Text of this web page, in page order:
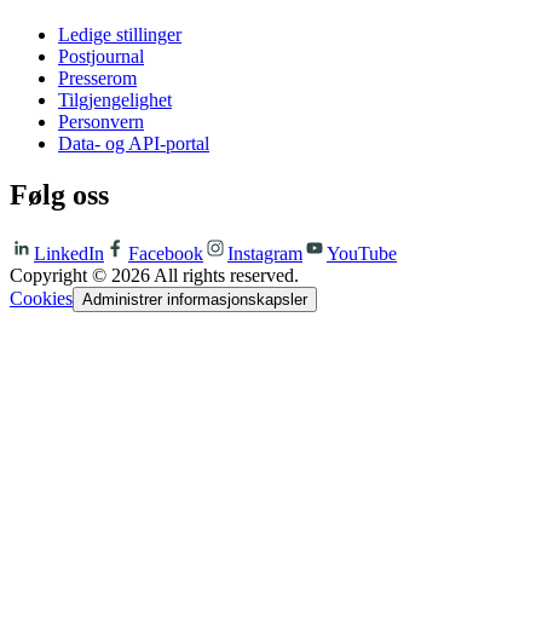
Ledige stillinger
Postjournal
Presserom
Tilgjengelighet
Personvern
Data- og API-portal
Følg oss
LinkedIn Facebook Instagram
YouTube
Copyright © 2026 All rights reserved.
Cookies Administrer informasjonskapsler